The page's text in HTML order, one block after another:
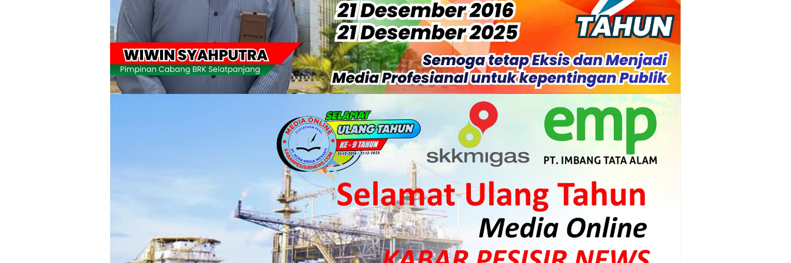
Apel Siaga Karhutla 2026 Digelar di Sabak Auh, Polsek dan Forkopimcam Perkuat Kesiapsiagaan Cegah Kebakaran
Musyawarah LAM Ke-3 Tualang Sukses, Zulkifli Z (Nomor Urut 1) Resmi Terpilih Pimpin Lembaga Adat
Kapolres Kepulauan Meranti Perkuat Sinergi Jelang Ekspedisi Merah Putih Presisi Polda Riau.
Teluk Belitung Bagaikan Kota Mati Disaat Listrik Diberlakukan Pemadaman Secara Bergilir, Mesin 600 kW Diharapkan Jadi Solusi.
F-PETIR Desak Pemkab Lingga Segera Buka Solusi Tambang Timah Rakyat: Jangan Hanya di Laut yang Beroperasi, Tambang Timah di Darat
Saat Duka Menyelimuti Korban Serangan Monyet, YBM PLN UP3 Rengat Bersama PW IWO Riau Ulurkan Tangan Kemanusiaan
Wabup Meranti Serahkan Santunan BPJS Rp52 Juta, Optimalisasi Pelaksanaan Program Jaminan Sosial Ketenagakerjaan Diperkuat
Usut Skandal Lahan Ulayat Desa Palas, Sekoci24.co Resmi Layangkan Surat Konfirmasi ke PT Arara Abadi.